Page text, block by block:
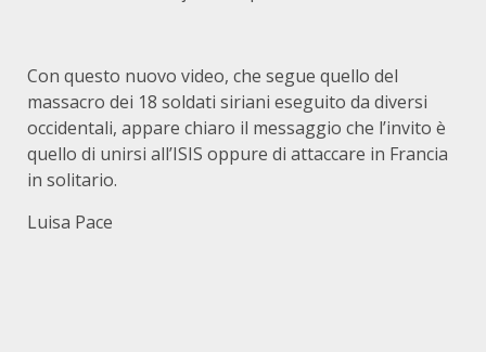
Con questo nuovo video, che segue quello del
massacro dei 18 soldati siriani eseguito da diversi
occidentali, appare chiaro il messaggio che l’invito è
quello di unirsi all’ISIS oppure di attaccare in Francia
in solitario.
Luisa Pace